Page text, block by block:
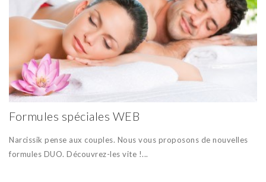
Formules spéciales WEB
Narcissik pense aux couples. Nous vous proposons de nouvelles
formules DUO. Découvrez-les vite !...